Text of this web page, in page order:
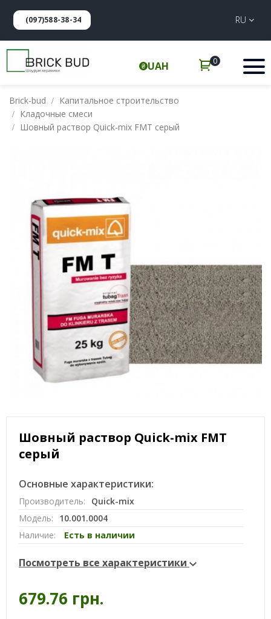
(097)588-38-34 RU
UAH 0
Brick-bud
Капитальное строительство
Кладочные смеси
Шовный раствор Quick-mix FMT серый
Шовный раствор Quick-mix FMT
серый
Основные характеристики:
Производитель:
Quick-mix
Модель:
10.001.0004
Наличие:
Есть в наличии
Посмотреть все характеристики
679.76 грн.